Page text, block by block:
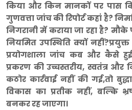
किया और किन मानकों पर पास
गुणवत्ता जांच की रिपोर्ट कहां है?
निगरानी में कराया जा रहा है? मौके
नियमित उपस्थिति क्यों
प्रयोगशाला जांच कब और कैसे
प्रकरण की उच्चस्तरीय, स्वतंत्र और
कठोर कार्रवाई नहीं की गई,तो
विकास का प्रतीक नहीं, बल्कि
बनकर रह जाएगा।